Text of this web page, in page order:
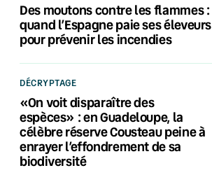
Des moutons contre les flammes :
quand l’Espagne paie ses éleveurs
pour prévenir les incendies
DÉCRYPTAGE
«On voit disparaître des
espèces» : en Guadeloupe, la
célèbre réserve Cousteau peine à
enrayer l’effondrement de sa
biodiversité